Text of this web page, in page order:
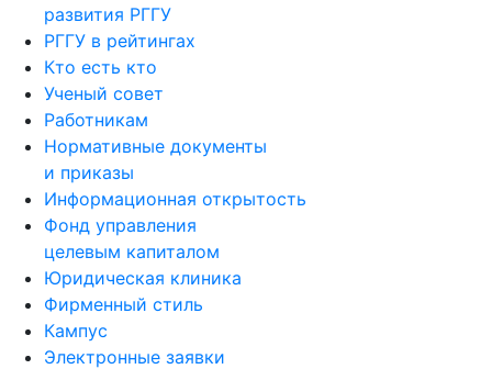
развития РГГУ
РГГУ в рейтингах
Кто есть кто
Ученый совет
Работникам
Нормативные документы
и приказы
Информационная открытость
Фонд управления
целевым капиталом
Юридическая клиника
Фирменный стиль
Кампус
Электронные заявки